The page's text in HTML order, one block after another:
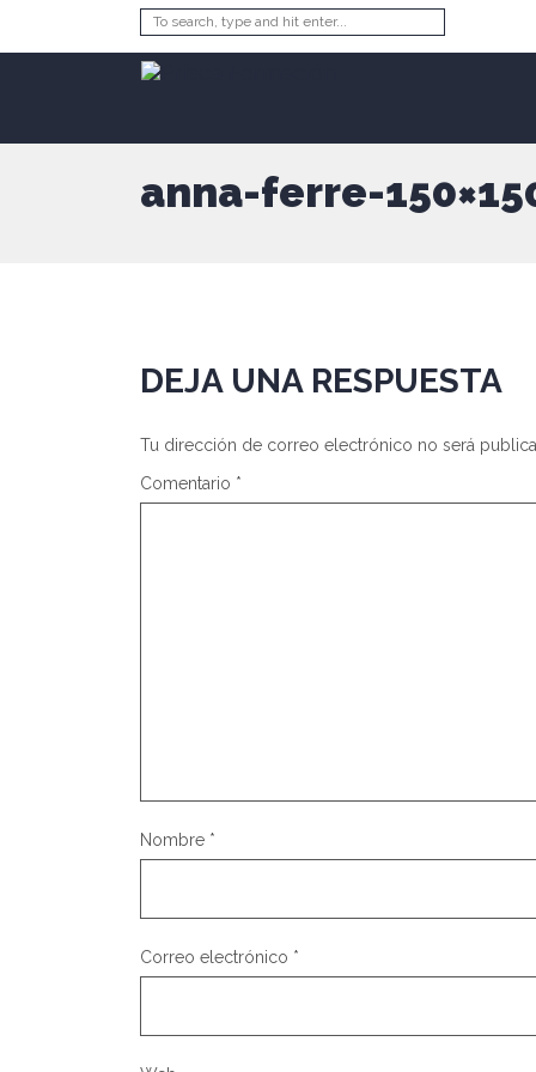
anna-ferre-
DEJA UNA RESPUESTA
Tu dirección de correo electrónico no será
Comentario *
Nombre *
Correo electrónico *